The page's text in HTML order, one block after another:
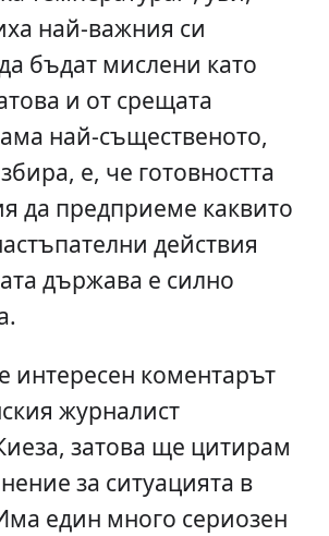
най-важния си
бъдат мислени като
и от срещата
най-същественото,
е, че готовността
да предприеме каквито
действия
държава е силно
интересен коментарът
журналист
затова ще цитирам
за ситуацията в
един много сериозен